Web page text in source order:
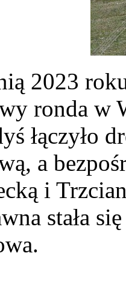
2023
ronda w
łączyło
a
i
stała